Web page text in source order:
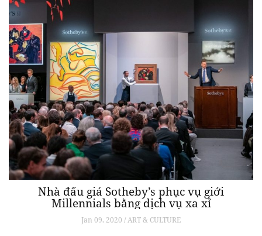
Nhà đấu giá Sotheby’s phục vụ giới
Millennials bằng dịch vụ xa xỉ
Jan 09, 2020 / ART & CULTURE